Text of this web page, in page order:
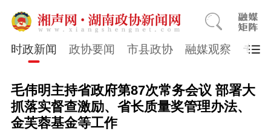
时政新闻 政协要闻 市县政协 融媒观察 专题
毛伟明主持省政府第87次常务会议 部署大
抓落实督查激励、省长质量奖管理办法、
金芙蓉基金等工作